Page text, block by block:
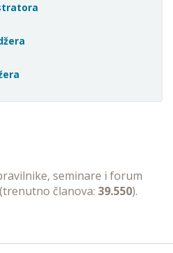
seminare i forum
članova: 39.550).